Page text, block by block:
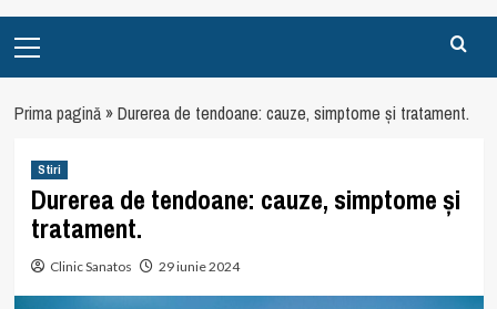
Menu
Prima pagină»Durerea de tendoane: cauze, simptome și tratament.
Stiri
Durerea de tendoane: cauze, simptome și
tratament.
Clinic Sanatos 29 iunie 2024